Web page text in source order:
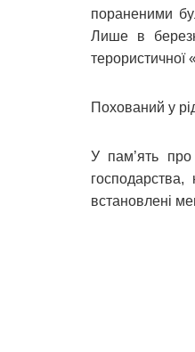
пораненими
Лише в
Похований у
У пам’ять про
господарства,
встановлені